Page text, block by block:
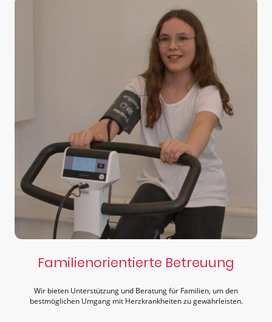
Familienorientierte Betreuung
Wir bieten Unterstützung und Beratung für Familien, um den
bestmöglichen Umgang mit Herzkrankheiten zu gewährleisten.